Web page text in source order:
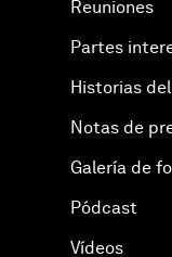
Reuniones
Partes
Historias
Notas de
Galería de
Pódcast
Vídeos